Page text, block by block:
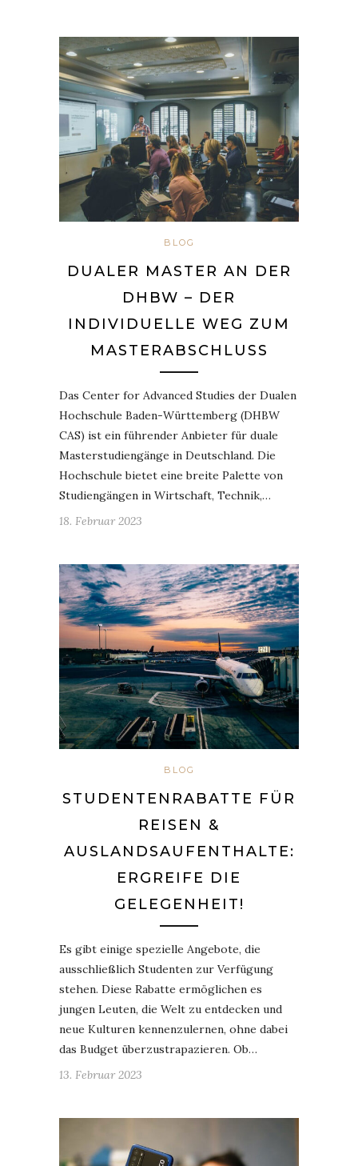
BLOG
DUALER MASTER AN DER
DHBW – DER
INDIVIDUELLE WEG ZUM
MASTERABSCHLUSS
Das Center for Advanced Studies der Dualen
Hochschule Baden-Württemberg (DHBW
CAS) ist ein führender Anbieter für duale
Masterstudiengänge in Deutschland. Die
Hochschule bietet eine breite Palette von
Studiengängen in Wirtschaft, Technik,…
18. Februar 2023
BLOG
STUDENTENRABATTE FÜR
REISEN &
AUSLANDSAUFENTHALTE:
ERGREIFE DIE
GELEGENHEIT!
Es gibt einige spezielle Angebote, die
ausschließlich Studenten zur Verfügung
stehen. Diese Rabatte ermöglichen es
jungen Leuten, die Welt zu entdecken und
neue Kulturen kennenzulernen, ohne dabei
das Budget überzustrapazieren. Ob…
13. Februar 2023